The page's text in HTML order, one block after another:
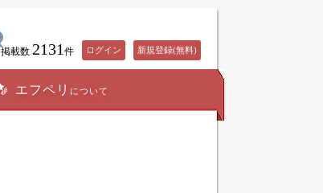
掲載数 2131 件 ログイン 新規登録(無料)
エフペリ について